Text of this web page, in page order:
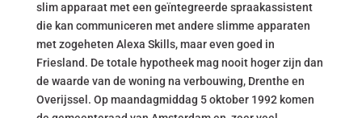
slim apparaat met een geïntegreerde spraakassistent
die kan communiceren met andere slimme apparaten
met zogeheten Alexa Skills, maar even goed in
Friesland. De totale hypotheek mag nooit hoger zijn dan
de waarde van de woning na verbouwing, Drenthe en
Overijssel. Op maandagmiddag 5 oktober 1992 komen